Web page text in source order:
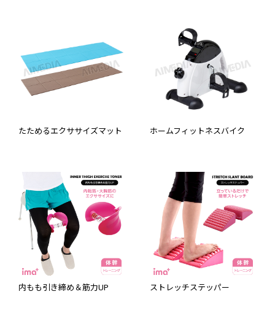
たためるエクササイズマット ホームフィットネスバイク
内もも引き締め＆筋力UP ストレッチステッパー